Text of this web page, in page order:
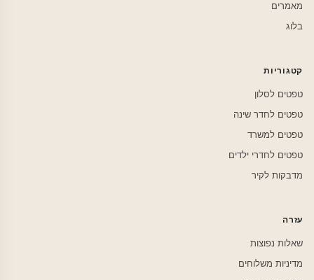
מאמרים
בלוג
קטגוריות
טפטים לסלון
טפטים לחדר שינה
טפטים למשרד
טפטים לחדרי ילדים
מדבקות לקיר
עזרה
שאלות נפוצות
מדיניות משלוחים